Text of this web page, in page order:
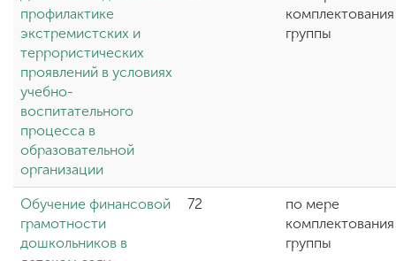
профилактике
экстремистских и
террористических
проявлений в условиях
учебно-
воспитательного
процесса в
образовательной
организации
комплектования
группы
Обучение финансовой
грамотности
дошкольников в
72
по мере
комплектования
группы